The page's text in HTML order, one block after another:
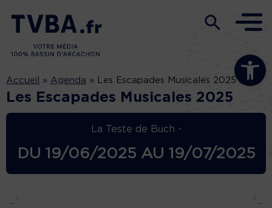
Ouvrir la
Accueil » Agenda » Les Escapades Musicales 2025
Les Escapades Musicales 2025
La Teste de Buch -
DU 19/06/2025AU 19/07/2025